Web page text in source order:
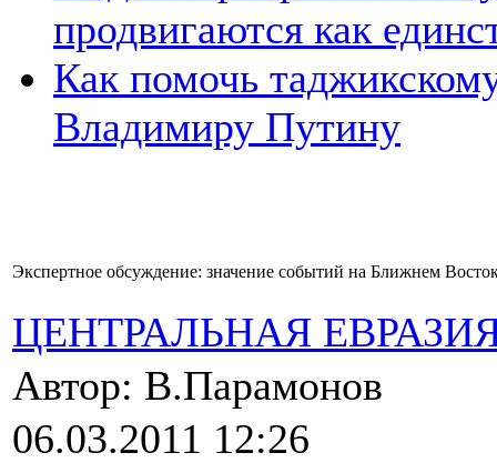
продвигаются как
Как помочь
Владимиру Путину
Экспертное обсуждение: значение событий на Ближнем
ЦЕНТРАЛЬНАЯ
Автор: В.Парамонов
06.03.2011 12:26